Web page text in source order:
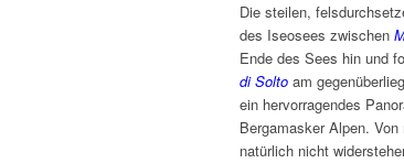
Die steilen,
des Iseosees zwischen
Ende des Sees hin und
di Solto am
ein hervorragendes
Bergamasker Alpen.
natürlich nicht